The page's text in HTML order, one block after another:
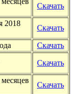
Скачать
2018
Скачать
Скачать
Скачать
Скачать